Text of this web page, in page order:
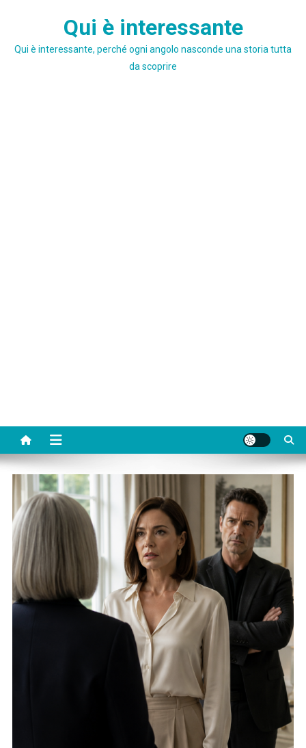
Qui è interessante
Qui è interessante, perché ogni angolo nasconde una storia tutta
da scoprire